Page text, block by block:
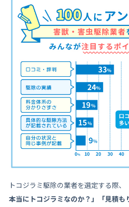
15
町田市でトコジラミ駆除業
つのコツ】
15.1
複数の業者から見積もりを取
不要な追加オプションをつけ
15.3安い業者を見つける
16
トコジラミ駆除依頼の流れ【
い？】
16.1初めに業者に伝えること
16.2キャンセルはどのタイミング
16.3業者への支払い方法は？
カドを立てない断り方は？
を！
トコジラミ駆除の業者を選定する際、
本当にトコジラミなのか？」「見積